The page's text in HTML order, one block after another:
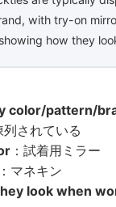
with try-on
how they
color/pattern/
されている
：試着用ミラー
：マネキン
look when